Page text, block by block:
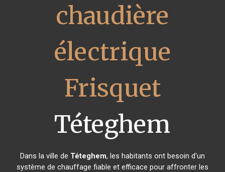
chaudière
électrique
Frisquet
Téteghem
Dans la ville de Téteghem, les habitants ont besoin d'un
système de chauffage fiable et efficace pour affronter les